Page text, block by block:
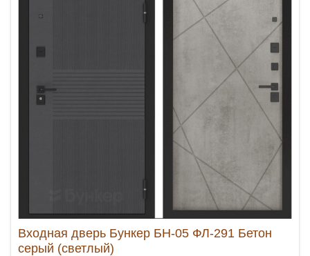
Входная дверь Бункер БН-05 ФЛ-291 Бетон
серый (светлый)